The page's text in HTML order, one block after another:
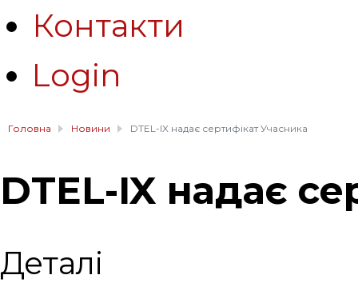
Контакти
Login
Головна Новини DTEL-IX надає сертифікат Учасника
DTEL-IX надає
Деталі